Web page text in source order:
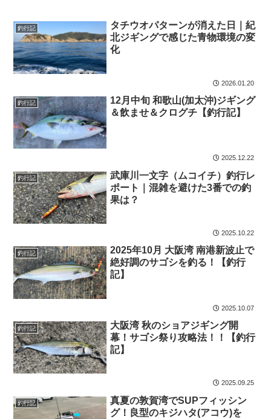
釣行記
タチウオパターンが消えた日｜紀
北ジギングで感じた青物環境の変
化
2026.01.20
釣行記
12月中旬 和歌山(加太沖)ジギング
＆飲ませ＆クログチ【釣行記】
2025.12.22
釣行記
武庫川一文字（ムコイチ）釣行レ
ポート｜混雑を避けた3番での釣
果は？
2025.10.22
釣行記
2025年10月 大阪湾 南港新波止で
絶好調のサゴシを釣る！【釣行
記】
2025.10.07
釣行記
大阪湾 秋のショアジギング開
幕！サゴシ祭り攻略法！！【釣行
記】
2025.09.25
釣行記
真夏の敦賀湾でSUPフィッシン
グ！良型のキジハタ(アコウ)を